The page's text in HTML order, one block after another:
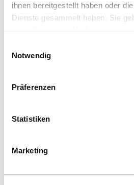
ihnen bereitgestellt haben oder
Dienste gesammelt haben. Sie
wenn Sie unsere Webseite
Notwendig
Präferenzen
Statistiken
Marketing